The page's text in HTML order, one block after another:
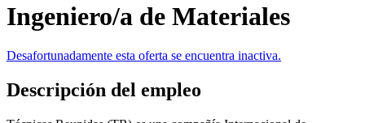
Ingeniero/a de Materiales
Desafortunadamente esta oferta se encuentra inactiva.
Descripción del empleo